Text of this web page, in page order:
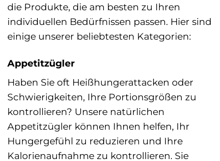
die Produkte, die am besten zu Ihren
individuellen Bedürfnissen passen. Hier sind
einige unserer beliebtesten Kategorien:
Appetitzügler
Haben Sie oft Heißhungerattacken oder
Schwierigkeiten, Ihre Portionsgrößen zu
kontrollieren? Unsere natürlichen
Appetitzügler können Ihnen helfen, Ihr
Hungergefühl zu reduzieren und Ihre
Kalorienaufnahme zu kontrollieren. Sie